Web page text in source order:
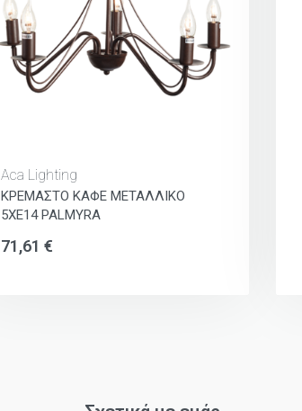
Aca Lighting
ΚΡΕΜΑΣΤΟ ΚΑΦΕ ΜΕΤΑΛΛΙΚΟ
5ΧΕ14 PALMYRA
71,61 €